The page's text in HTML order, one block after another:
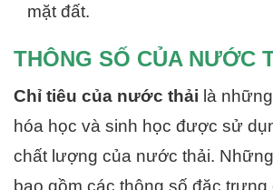
mặt đất.
THÔNG SỐ CỦA NƯỚC
Chỉ tiêu của nước thải là
hóa học và sinh học được sử
chất lượng của nước thải.
bao gồm các thông số đặc trưng